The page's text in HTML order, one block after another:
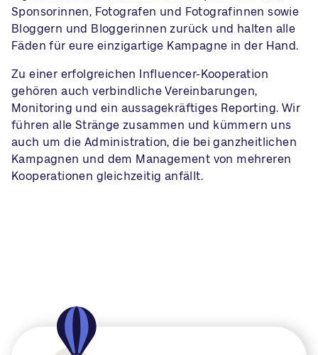
Sponsorinnen, Fotografen und Fotografinnen sowie
Bloggern und Bloggerinnen zurück und halten alle
Fäden für eure einzigartige Kampagne in der Hand.
Zu einer erfolgreichen Influencer-Kooperation
gehören auch verbindliche Vereinbarungen,
Monitoring und ein aussagekräftiges Reporting. Wir
führen alle Stränge zusammen und kümmern uns
auch um die Administration, die bei ganzheitlichen
Kampagnen und dem Management von mehreren
Kooperationen gleichzeitig anfällt.